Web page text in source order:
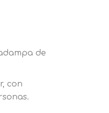
de
con